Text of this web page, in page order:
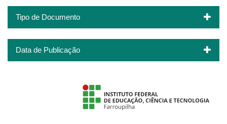
Tipo de Documento
Data de Publicação